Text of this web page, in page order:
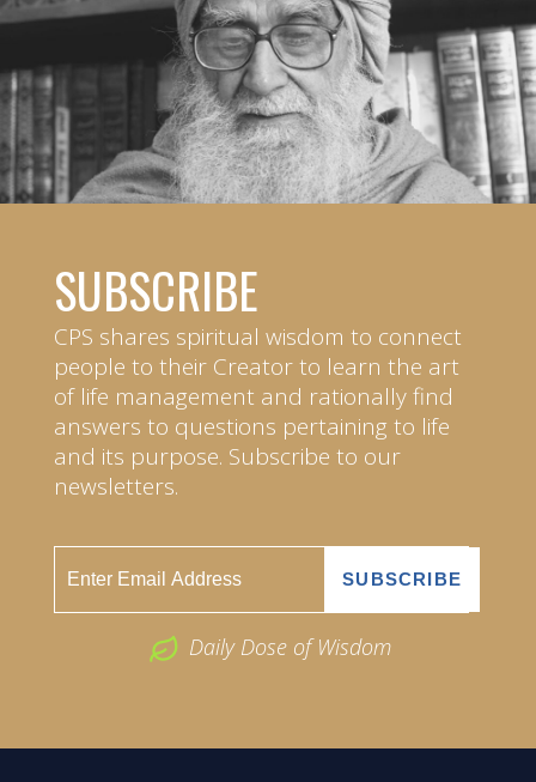
SUBSCRIBE
CPS shares spiritual wisdom to connect
people to their Creator to learn the art
of life management and rationally find
answers to questions pertaining to life
and its purpose. Subscribe to our
newsletters.
Daily Dose of Wisdom